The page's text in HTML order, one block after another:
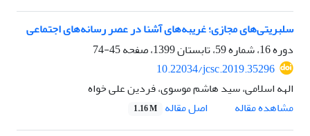
سلبریتی‌های مجازی؛ غریبه‌های آشنا در عصر رسانه‌های اجتماعی
دوره 16، شماره 59، تابستان 1399، صفحه
45-74
10.22034/jcsc.2019.35296
الهه اسلامی، سید هاشم موسوی، فردین علی خواه
مشاهده مقاله
اصل مقاله 1.16 M